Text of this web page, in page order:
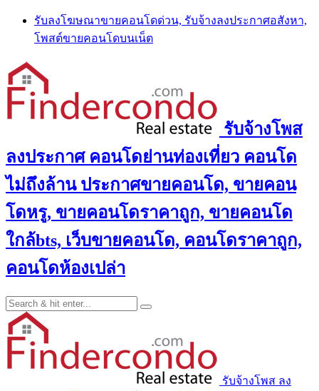
Skip
content
รับลงโฆษณาขายคอนโดด่วน, รับจ้างลงประกาศอสังหา,
โพสต์ขายคอนโดบนเน็ต
รับจ้างโพส
ลงประกาศ คอนโดย่านท่องเที่ยว คอนโด
ไม่ถึงล้าน ประกาศขายคอนโด, ขายคอน
โดหรู, ขายคอนโดราคาถูก, ขายคอนโด
ใกล้bts, เว็บขายคอนโด, คอนโดราคาถูก,
คอนโดห้องเปล่า
รับจ้างโพส ลง